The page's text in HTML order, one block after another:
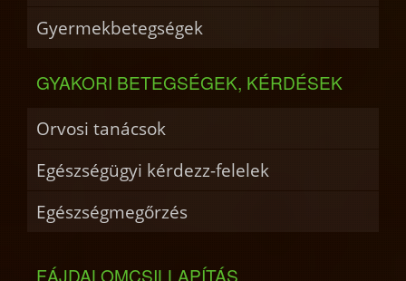
Gyermekbetegségek
GYAKORI BETEGSÉGEK, KÉRDÉSEK
Orvosi tanácsok
Egészségügyi kérdezz-felelek
Egészségmegőrzés
FÁJDALOMCSILLAPÍTÁS